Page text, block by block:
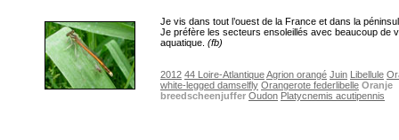
Je vis dans tout l’ouest de la France et dans la
Je préfère les secteurs ensoleillés avec beaucoup de
aquatique. (fb)
2012 44 Loire-AtlantiqueAgrion orangé Juin Libellule
white-legged damselfly Orangerote federlibelle Oranje
breedscheenjuffer Oudon Platycnemis acutipennis